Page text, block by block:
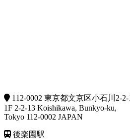
112-0002 東京都文京区小石川2-2-
1F 2-2-13 Koishikawa, Bunkyo-ku,
Tokyo 112-0002 JAPAN
後楽園駅